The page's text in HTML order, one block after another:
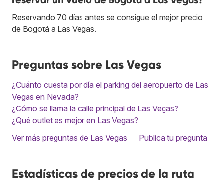
Reservando 70 días antes se consigue el mejor precio
de Bogotá a Las Vegas.
Preguntas sobre Las Vegas
¿Cuánto cuesta por día el parking del aeropuerto de Las
Vegas en Nevada?
¿Cómo se llama la calle principal de Las Vegas?
¿Qué outlet es mejor en Las Vegas?
Ver más preguntas de Las Vegas
Publica tu pregunta
Estadísticas de precios de la ruta